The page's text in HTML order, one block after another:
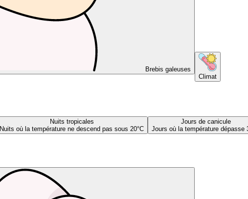
Brebis galeuses
Climat
Nuits tropicales
Nuits où la température ne descend pas sous 20°C
Jours de canicule
Jours où la température dépasse